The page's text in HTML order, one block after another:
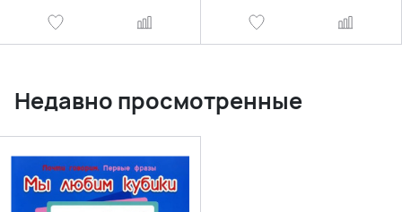
Недавно просмотренные